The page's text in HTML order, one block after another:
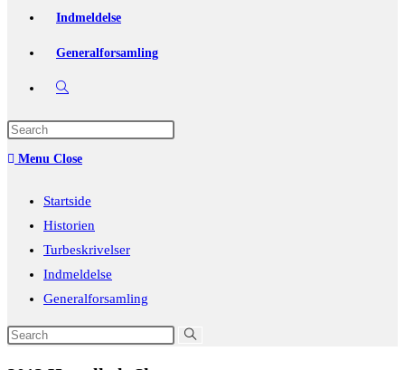
Indmeldelse
Generalforsamling
Toggle
website
search
Menu Close
Startside
Historien
Turbeskrivelser
Indmeldelse
Generalforsamling
Search